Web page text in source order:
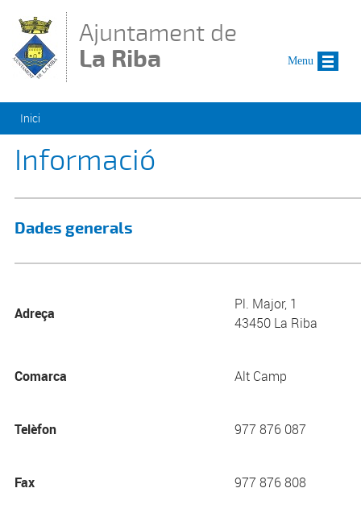
Ajuntament de
La Riba
Esteu aquí
Inici
Informació
Dades generals
Adreça
Pl. Major, 1
43450 La Riba
Comarca Alt Camp
Telèfon 977 876 087
Fax 977 876 808
Menu